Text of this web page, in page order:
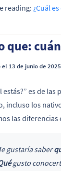
reading: ¿Cuál
que:
el 13 de junio de
estás?” es de
incluso los
las diferencias
gustaría saber
gusto